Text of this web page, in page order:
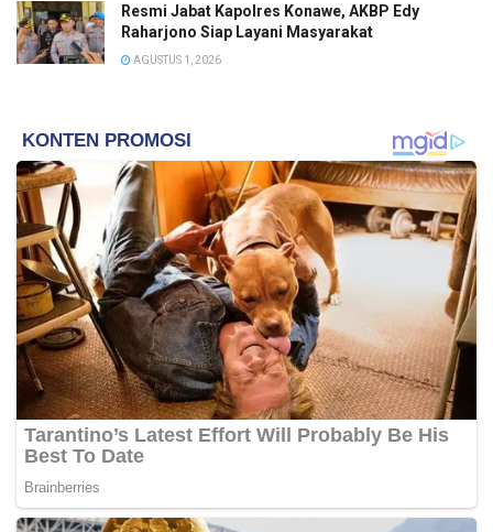
Resmi Jabat Kapolres Konawe, AKBP Edy
Raharjono Siap Layani Masyarakat
AGUSTUS 1, 2026